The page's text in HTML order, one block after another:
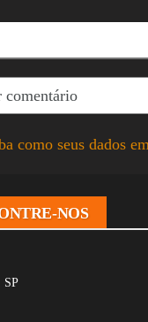
como seus dados
NOS
SP